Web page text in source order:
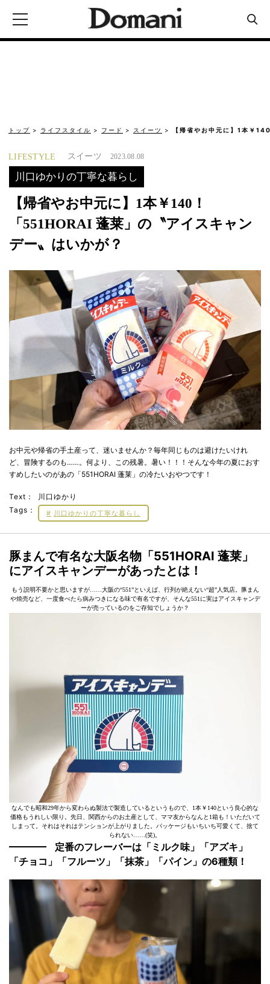
トップ ライフスタイル フード スイーツ 【帰省やお中元に】1本￥
LIFESTYLE スイーツ 2023.08.08
川口ゆかりの丁寧な暮らし
【帰省やお中元に】1本￥140！
「551HORAI 蓬莱」の〝アイスキャン
デー〟はいかが？
お中元や帰省の手土産って、迷いませんか？毎年同じものは避けたいけれ
ど、冒険するのも……。何より、この残暑。暑い！！！そんな今年の夏におす
すめしたいのがあの「551HORAI 蓬莱」の冷たいおやつです！
Text：
川口ゆかり
Tags：
川口ゆかりの丁寧な暮らし
豚まんで有名な大阪名物「551HORAI 蓬莱」
にアイスキャンデーがあったとは！
もう説明不要かと思いますが……大阪の“551”といえば、行列が絶えない“超”人気店。豚まん
や焼売など、一度食べたら病みつきになる味で有名ですが、そんな551に実はアイスキャンデ
ーが売っているのをご存知でしょうか？
なんでも昭和29年から変わらぬ製法で製造しているというもので、1本￥140という良心的な
価格もうれしい限り。先日、関西からのお土産として、ママ友からなんと1箱も！いただいて
しまって。それはそれはテンションが上がりました。パッケージもいちいち可愛くて、捨て
られない……(笑)。
定番のフレーバーは「ミルク味」「アズキ」
「チョコ」「フルーツ」「抹茶」「パイン」の6種類！